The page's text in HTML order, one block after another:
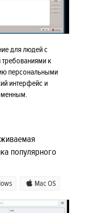
для людей с
к
персональными
интерфейс и
популярного
Mac OS